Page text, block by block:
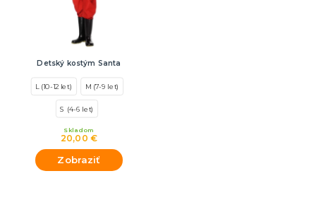
Detský kostým Santa
L (10-12 let) M (7-9 let)
S (4-6 let)
20,00 €
Skladom
Zobraziť